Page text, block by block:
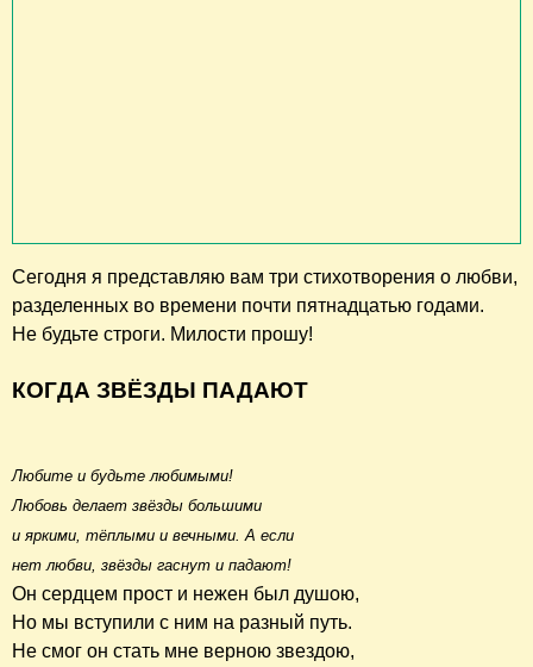
Сегодня я представляю вам три стихотворения о любви,
разделенных во времени почти пятнадцатью годами.
Не будьте строги. Милости прошу!
КОГДА ЗВЁЗДЫ ПАДАЮТ
Любите и будьте любимыми!
Любовь делает звёзды большими
и яркими, тёплыми и вечными. А если
нет любви, звёзды гаснут и падают!
Он сердцем прост и нежен был душою,
Но мы вступили с ним на разный путь.
Не смог он стать мне верною звездою,